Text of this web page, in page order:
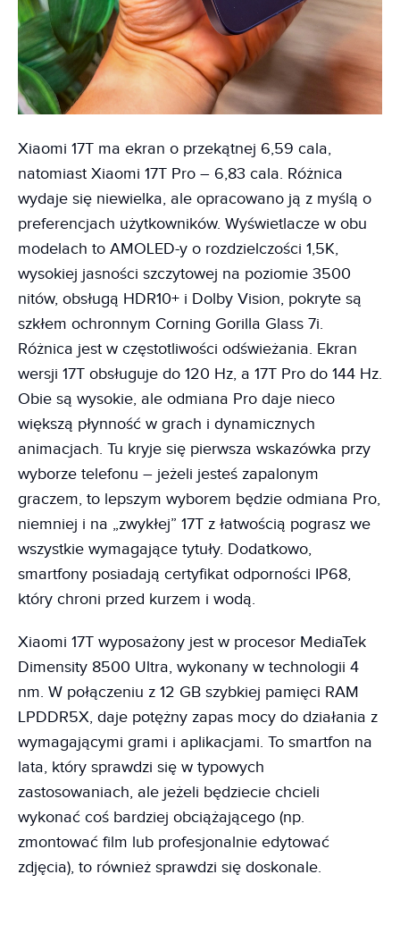
Xiaomi 17T ma ekran o przekątnej 6,59 cala,
natomiast Xiaomi 17T Pro – 6,83 cala. Różnica
wydaje się niewielka, ale opracowano ją z myślą o
preferencjach użytkowników. Wyświetlacze w obu
modelach to AMOLED-y o rozdzielczości 1,5K,
wysokiej jasności szczytowej na poziomie 3500
nitów, obsługą HDR10+ i Dolby Vision, pokryte są
szkłem ochronnym Corning Gorilla Glass 7i.
Różnica jest w częstotliwości odświeżania. Ekran
wersji 17T obsługuje do 120 Hz, a 17T Pro do 144 Hz.
Obie są wysokie, ale odmiana Pro daje nieco
większą płynność w grach i dynamicznych
animacjach. Tu kryje się pierwsza wskazówka przy
wyborze telefonu – jeżeli jesteś zapalonym
graczem, to lepszym wyborem będzie odmiana Pro,
niemniej i na „zwykłej” 17T z łatwością pograsz we
wszystkie wymagające tytuły. Dodatkowo,
smartfony posiadają certyfikat odporności IP68,
który chroni przed kurzem i wodą.
Xiaomi 17T wyposażony jest w procesor MediaTek
Dimensity 8500 Ultra, wykonany w technologii 4
nm. W połączeniu z 12 GB szybkiej pamięci RAM
LPDDR5X, daje potężny zapas mocy do działania z
wymagającymi grami i aplikacjami. To smartfon na
lata, który sprawdzi się w typowych
zastosowaniach, ale jeżeli będziecie chcieli
wykonać coś bardziej obciążającego (np.
zmontować film lub profesjonalnie edytować
zdjęcia), to również sprawdzi się doskonale.